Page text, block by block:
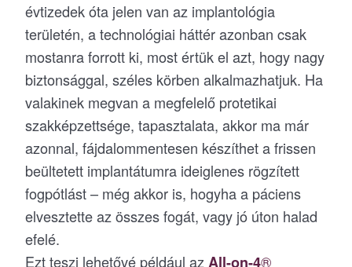
évtizedek óta jelen van az implantológia
területén, a technológiai háttér azonban csak
mostanra forrott ki, most értük el azt, hogy nagy
biztonsággal, széles körben alkalmazhatjuk. Ha
valakinek megvan a megfelelő protetikai
szakképzettsége, tapasztalata, akkor ma már
azonnal, fájdalommentesen készíthet a frissen
beültetett implantátumra ideiglenes rögzített
fogpótlást – még akkor is, hogyha a páciens
elvesztette az összes fogát, vagy jó úton halad
efelé.
Ezt teszi lehetővé például azAll-on-4®